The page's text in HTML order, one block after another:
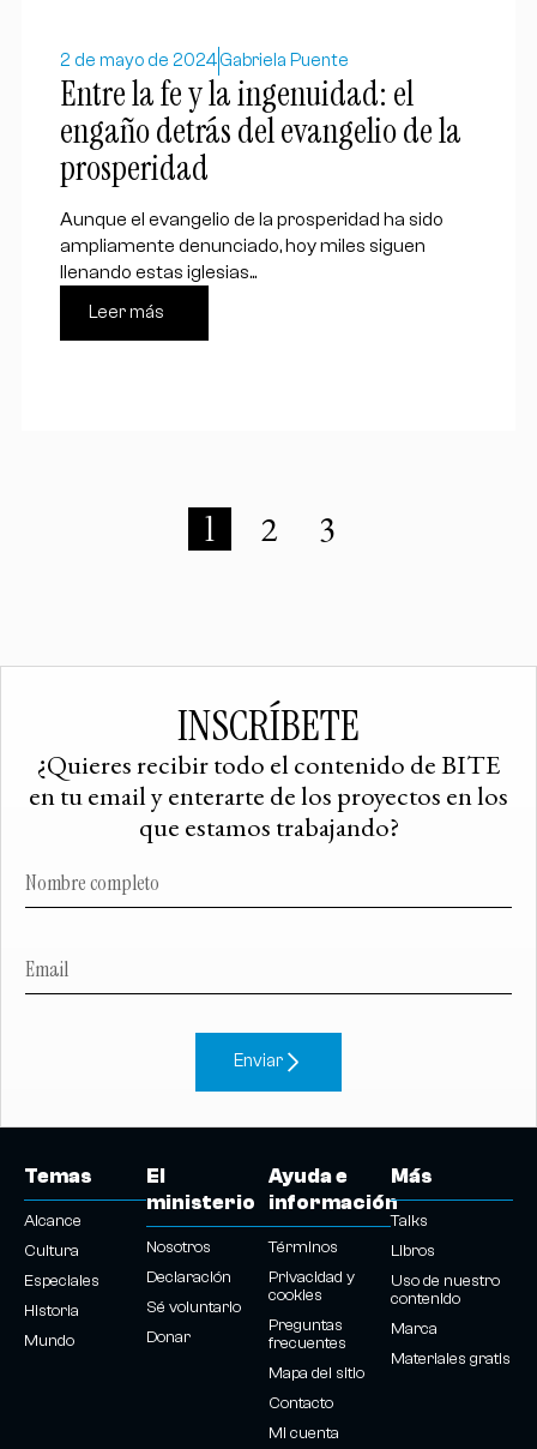
2 de mayo de 2024Gabriela Puente
Entre la fe y la ingenuidad: el
engaño detrás del evangelio de la
prosperidad
Aunque el evangelio de la prosperidad ha sido
ampliamente denunciado, hoy miles siguen
llenando estas iglesias...
Leer más
1 2 3
INSCRÍBETE
¿Quieres recibir todo el contenido de BITE
en tu email y enterarte de los proyectos en los
que estamos trabajando?
Enviar
Temas
Alcance
Cultura
Especiales
Historia
Mundo
El
ministerio
Nosotros
Declaración
Sé voluntario
Donar
Ayuda e
información
Términos
Privacidad y
cookies
Preguntas
frecuentes
Mapa del sitio
Contacto
Mi cuenta
Más
Talks
Libros
Uso de nuestro
contenido
Marca
Materiales gratis